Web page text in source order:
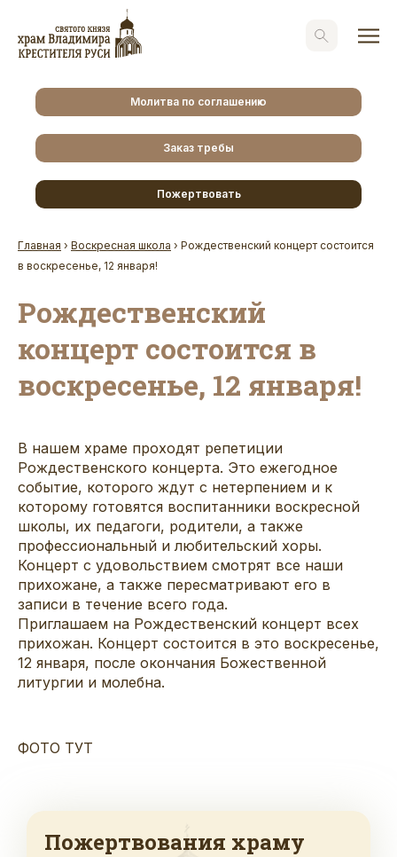
Молитва по соглашению
Заказ требы
Пожертвовать
Главная › Воскресная школа › Рождественский концерт состоится
в воскресенье, 12 января!
Рождественский
концерт состоится в
воскресенье, 12 января!
В нашем храме проходят репетиции
Рождественского концерта. Это ежегодное
событие, которого ждут с нетерпением и к
которому готовятся воспитанники воскресной
школы, их педагоги, родители, а также
профессиональный и любительский хоры.
Концерт с удовольствием смотрят все наши
прихожане, а также пересматривают его в
записи в течение всего года.
Приглашаем на Рождественский концерт всех
прихожан. Концерт состоится в это воскресенье,
12 января, после окончания Божественной
литургии и молебна.
ФОТО ТУТ
Пожертвования храму